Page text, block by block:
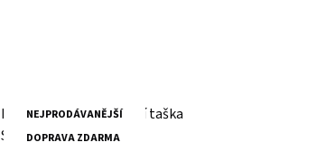
NEJPRODÁVANĚJŠÍ
DOPRAVA ZDARMA
Brandy kožená cestovní taška
SPIKES & SPARROW